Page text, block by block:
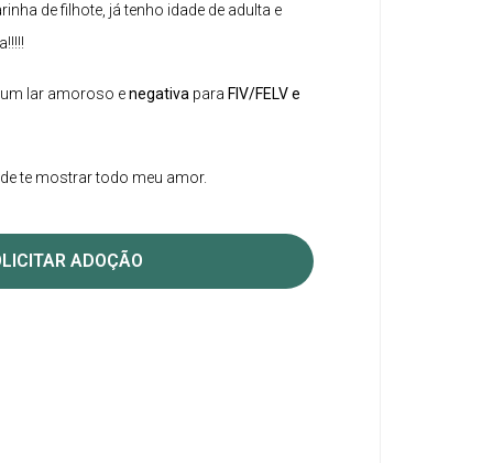
de filhote, já tenho idade de adulta e
lar amoroso enegativa para FIV/FELV e
te mostrar todo meu amor.
ADOÇÃO